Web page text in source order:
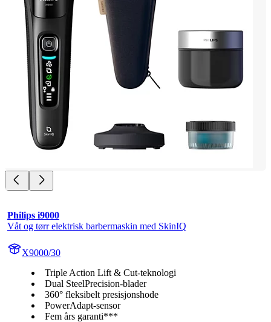
Philips i9000
Våt og tørr elektrisk barbermaskin med SkinIQ
X9000/30
Triple Action Lift & Cut-teknologi
Dual SteelPrecision-blader
360° fleksibelt presisjonshode
PowerAdapt-sensor
Fem års garanti***